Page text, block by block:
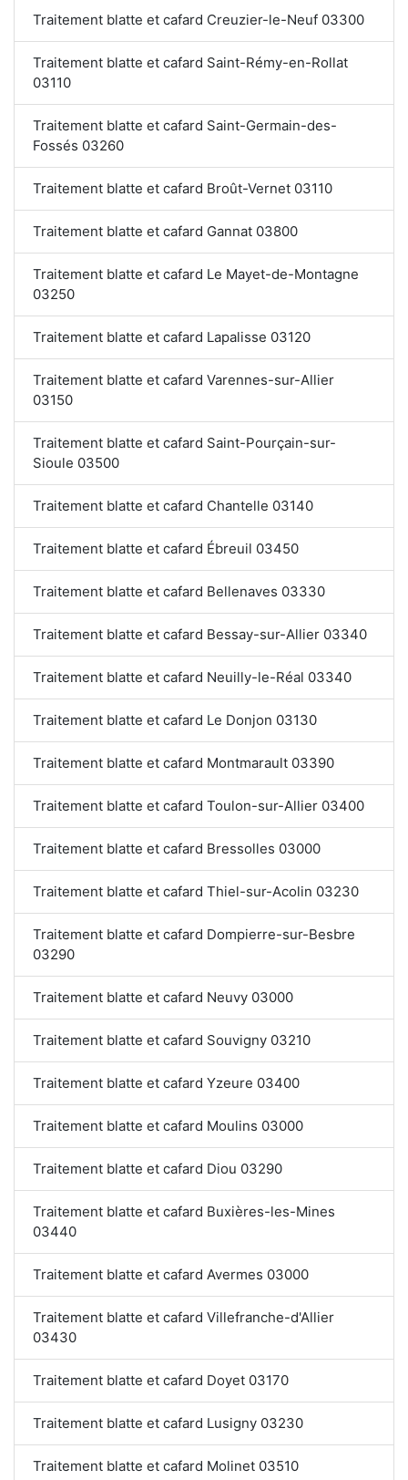
Traitement blatte et cafard Creuzier-le-Neuf 03300
Traitement blatte et cafard Saint-Rémy-en-Rollat
03110
Traitement blatte et cafard Saint-Germain-des-
Fossés 03260
Traitement blatte et cafard Broût-Vernet 03110
Traitement blatte et cafard Gannat 03800
Traitement blatte et cafard Le Mayet-de-Montagne
03250
Traitement blatte et cafard Lapalisse 03120
Traitement blatte et cafard Varennes-sur-Allier
03150
Traitement blatte et cafard Saint-Pourçain-sur-
Sioule 03500
Traitement blatte et cafard Chantelle 03140
Traitement blatte et cafard Ébreuil 03450
Traitement blatte et cafard Bellenaves 03330
Traitement blatte et cafard Bessay-sur-Allier 03340
Traitement blatte et cafard Neuilly-le-Réal 03340
Traitement blatte et cafard Le Donjon 03130
Traitement blatte et cafard Montmarault 03390
Traitement blatte et cafard Toulon-sur-Allier 03400
Traitement blatte et cafard Bressolles 03000
Traitement blatte et cafard Thiel-sur-Acolin 03230
Traitement blatte et cafard Dompierre-sur-Besbre
03290
Traitement blatte et cafard Neuvy 03000
Traitement blatte et cafard Souvigny 03210
Traitement blatte et cafard Yzeure 03400
Traitement blatte et cafard Moulins 03000
Traitement blatte et cafard Diou 03290
Traitement blatte et cafard Buxières-les-Mines
03440
Traitement blatte et cafard Avermes 03000
Traitement blatte et cafard Villefranche-d'Allier
03430
Traitement blatte et cafard Doyet 03170
Traitement blatte et cafard Lusigny 03230
Traitement blatte et cafard Molinet 03510